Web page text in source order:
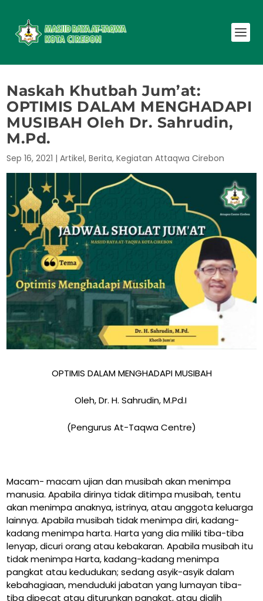
Naskah Khutbah Jum’at:
OPTIMIS DALAM MENGHADAPI
MUSIBAH Oleh Dr. Sahrudin,
M.Pd.
Sep 16, 2021 |Artikel,Berita,Kegiatan Attaqwa Cirebon
OPTIMIS DALAM MENGHADAPI MUSIBAH
Oleh, Dr. H. Sahrudin, M.Pd.I
(Pengurus At-Taqwa Centre)
Macam- macam ujian dan musibah akan menimpa
manusia. Apabila dirinya tidak ditimpa musibah, tentu
akan menimpa anaknya, istrinya, atau anggota keluarga
lainnya. Apabila musibah tidak menimpa diri, kadang-
kadang menimpa harta. Harta yang dia miliki tiba-tiba
lenyap, dicuri orang atau kebakaran. Apabila musibah itu
tidak menimpa Harta, kadang-kadang menimpa
pangkat atau kedudukan; sedang asyik-asyik dalam
kebahagiaan, menduduki jabatan yang lumayan tiba-
tiba dipecat atau diturunkan pangkat, atau dialih